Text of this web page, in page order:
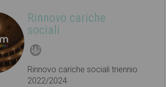
Rinnovo cariche
sociali
Rinnovo cariche sociali triennio
2022/2024